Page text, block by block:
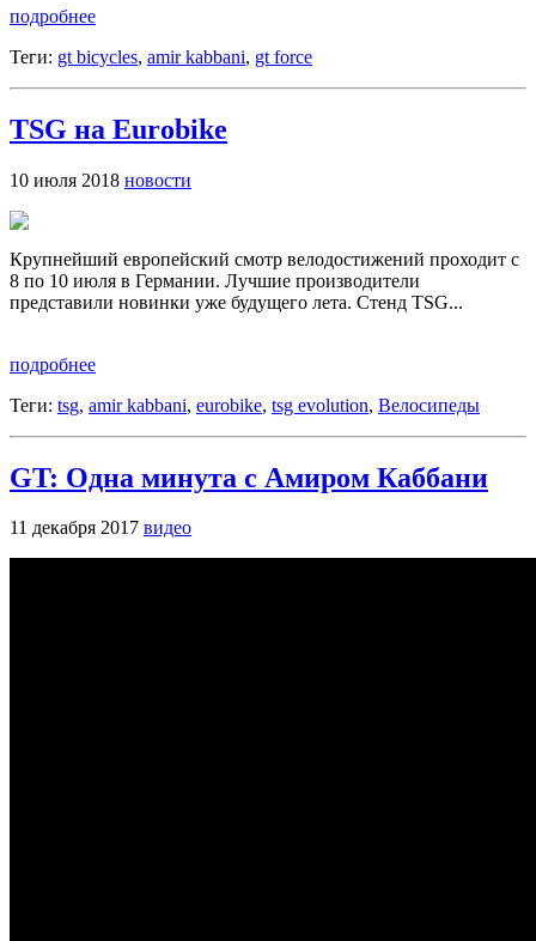
подробнее
Теги: gt bicycles, amir kabbani, gt force
TSG на Eurobike
10 июля 2018 новости
Крупнейший европейский смотр велодостижений проходит с
8 по 10 июля в Германии. Лучшие производители
представили новинки уже будущего лета. Стенд TSG...
подробнее
Теги: tsg, amir kabbani, eurobike, tsg evolution, Велосипеды
GT: Одна минута с Амиром Каббани
11 декабря 2017 видео